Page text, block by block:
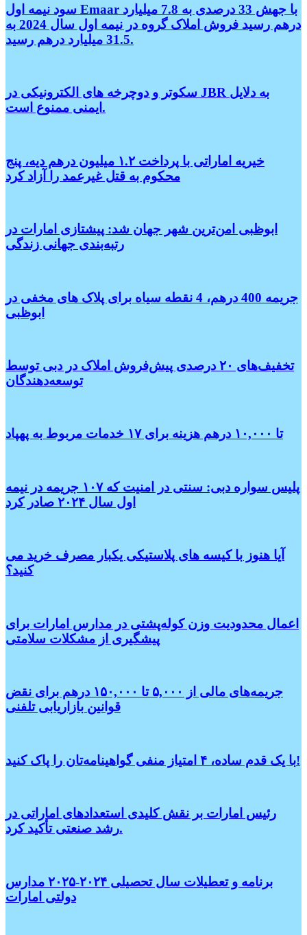
سود نیمه اول Emaar با جهش 33 درصدی به 7.8 میلیارد
درهم رسید فروش املاک گروه در نیمه اول سال 2024 به
31.5 میلیارد درهم رسید.
سکوتر و دوچرخه های الکترونیکی در JBR به دلایل
ایمنی ممنوع است.
خیریه اماراتی با پرداخت ۱.۲ میلیون درهم دیه، پنج
محکوم به قتل غیرعمد را آزاد کرد
ابوظبی امن‌ترین شهر جهان شد: پیشتازی امارات در
رتبه‌بندی جهانی زندگی
جریمه 400 درهم، 4 نقطه سیاه برای پلاک های مخفی در
ابوظبی
تخفیف‌های ۲۰ درصدی پیش‌فروش املاک در دبی توسط
توسعه‌دهندگان
تا ۱۰,۰۰۰ درهم هزینه برای ۱۷ خدمات مربوط به پهپاد
پلیس سواره دبی: سنتی در امنیت که ۱۰۷ جریمه در نیمه
اول سال ۲۰۲۴ صادر کرد
آیا هنوز با کیسه های پلاستیکی یکبار مصرف خرید می
کنید؟
اعمال محدودیت وزن کوله‌پشتی در مدارس امارات برای
پیشگیری از مشکلات سلامتی
جریمه‌های مالی از ۵,۰۰۰ تا ۱۵۰,۰۰۰ درهم برای نقض
قوانین بازاریابی تلفنی
با یک قدم ساده، ۴ امتیاز منفی گواهینامه‌تان را پاک کنید!
رئیس امارات بر نقش کلیدی استعدادهای اماراتی در
رشد صنعتی تأکید کرد.
برنامه و تعطیلات سال تحصیلی ۲۰۲۴-۲۰۲۵ مدارس
دولتی امارات